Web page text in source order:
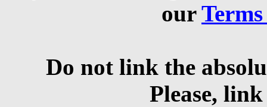
our
Do not link the
Please,